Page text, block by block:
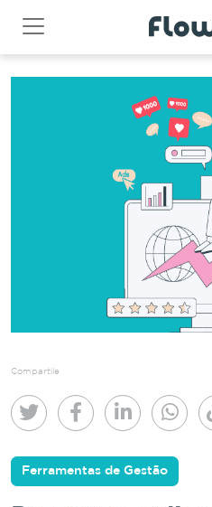
Compartile
Ferramentas de Gestão